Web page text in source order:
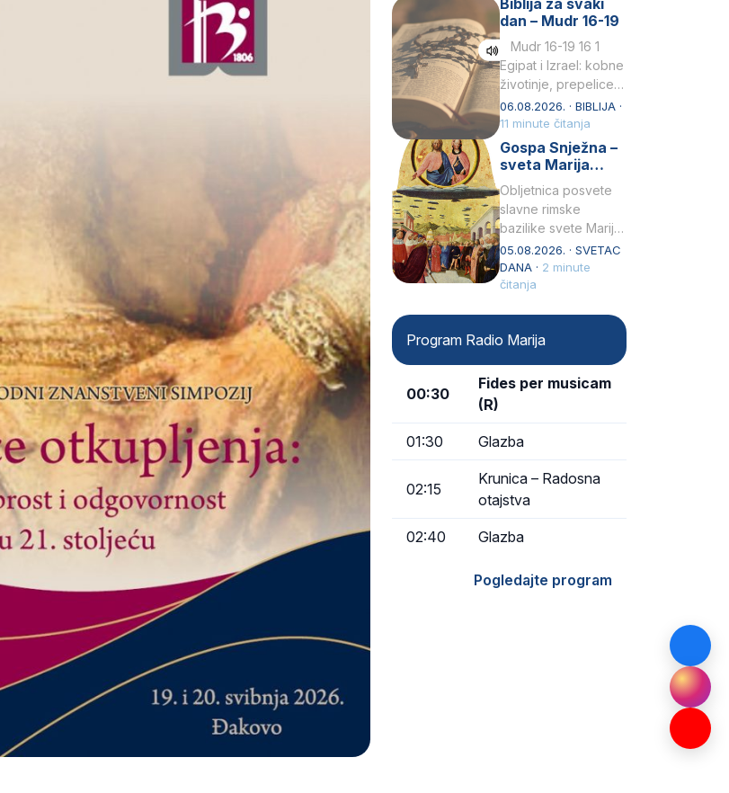
Petar u svojoj
drugoj…
Biblija za svaki
dan – Mudr 16-19
Mudr 16-19 16 1
Egipat i Izrael: kobne
životinje, prepelice
Zato bijahu
primjereno kažnjeni
sličnim životinjamai
mučeni mnoštvom
06.08.2026. · BIBLIJA ·
11 minute čitanja
Gospa Snježna –
sveta Marija
Velika, zaštitnica
rimske bazilike
Obljetnica posvete
slavne rimske
bazilike svete Marije
Velike (Santa Maria
Maggiore) u narodu
se slavi kao Gospa
05.08.2026. · SVETAC
DANA · 2 minute
čitanja
Program Radio Marija
00:30
Fides per musicam
(R)
01:30 Glazba
02:15
Krunica – Radosna
otajstva
02:40 Glazba
Pogledajte program